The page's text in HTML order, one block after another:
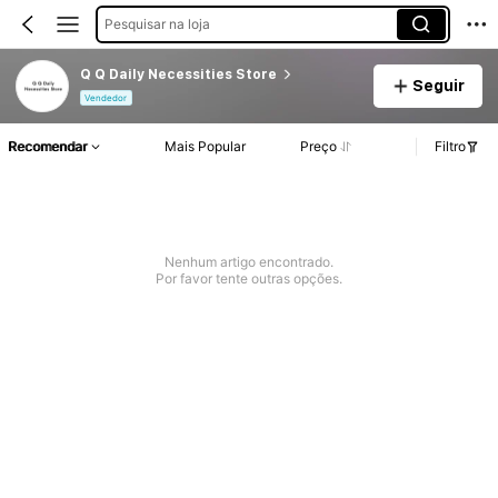
Pesquisar na loja
Q Q Daily Necessities Store
Vendedor
Seguir
Recomendar Mais Popular Preço Filtro
Nenhum artigo encontrado.
Por favor tente outras opções.